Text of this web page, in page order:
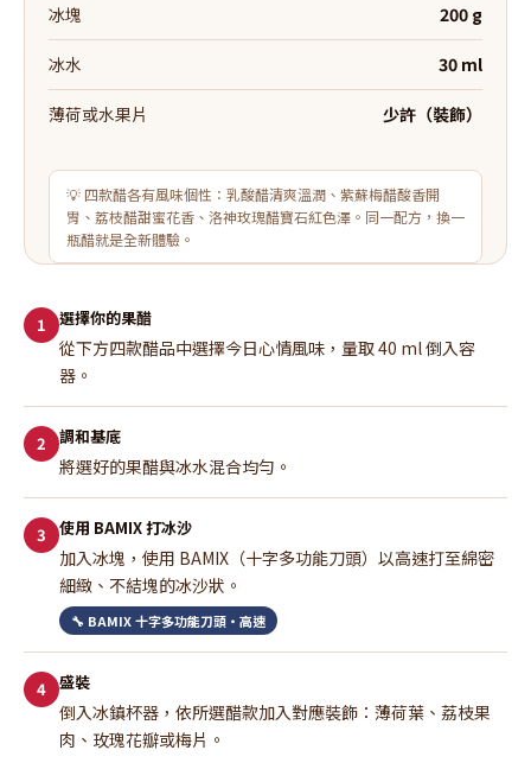
冰塊 200 g
冰水 30 ml
薄荷或水果片 少許（裝飾）
💡 四款醋各有風味個性：乳酸醋清爽溫潤、紫蘇梅醋酸香開
胃、荔枝醋甜蜜花香、洛神玫瑰醋寶石紅色澤。同一配方，換一
瓶醋就是全新體驗。
1 選擇你的果醋
從下方四款醋品中選擇今日心情風味，量取 40 ml 倒入容
器。
2 調和基底
將選好的果醋與冰水混合均勻。
3 使用 BAMIX 打冰沙
加入冰塊，使用 BAMIX（十字多功能刀頭）以高速打至綿密
細緻、不結塊的冰沙狀。
🔧 BAMIX 十字多功能刀頭・高速
4 盛裝
倒入冰鎮杯器，依所選醋款加入對應裝飾：薄荷葉、荔枝果
肉、玫瑰花瓣或梅片。